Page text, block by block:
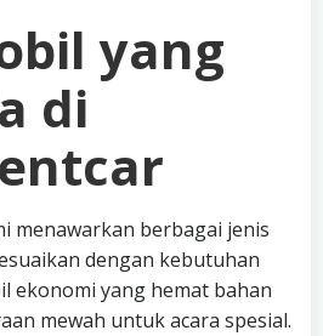
yang
di
menawarkan berbagai jenis
dengan kebutuhan
ekonomi yang hemat bahan
mewah untuk acara spesial.